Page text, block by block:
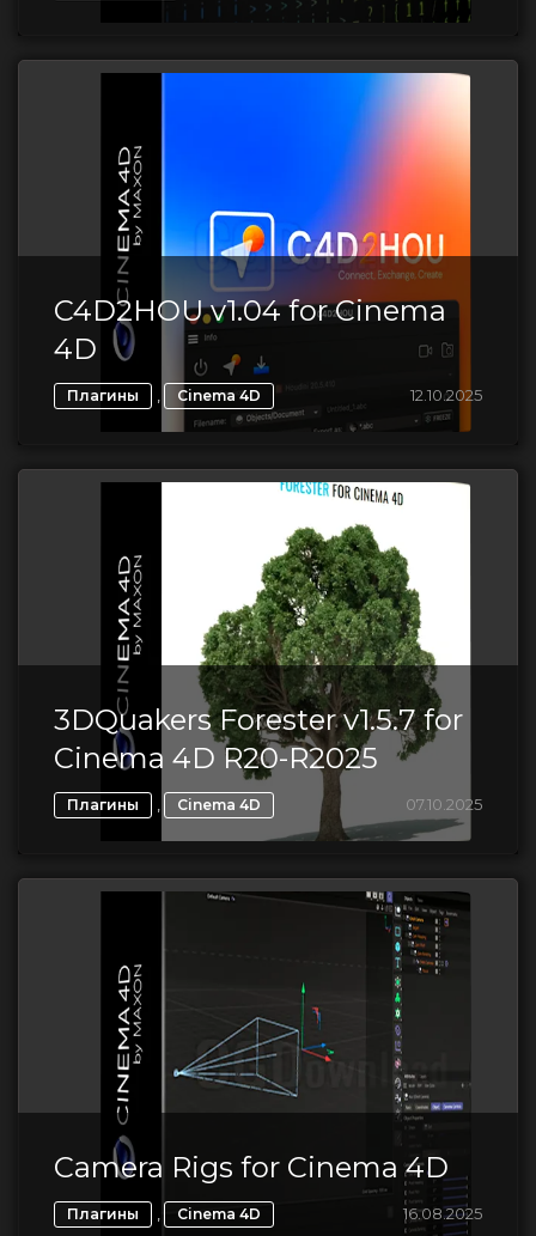
C4D2HOU v1.04 for Cinema
4D
Плагины , Cinema 4D 12.10.2025
3DQuakers Forester v1.5.7 for
Cinema 4D R20-R2025
Плагины , Cinema 4D 07.10.2025
Camera Rigs for Cinema 4D
Плагины , Cinema 4D 16.08.2025